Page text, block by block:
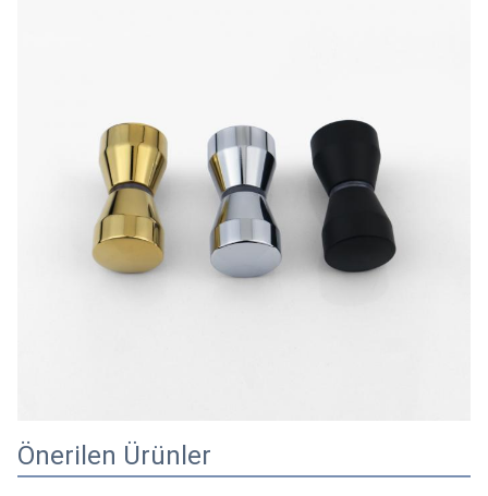
Önerilen Ürünler